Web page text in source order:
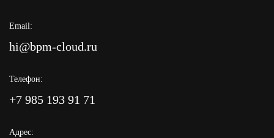
Email:
hi@bpm-cloud.ru
Телефон:
+7 985 193 91 71
Адрес: